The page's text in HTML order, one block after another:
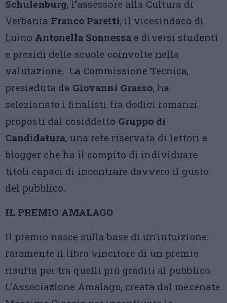
Schulenburg, l’assessore alla Cultura di
Verbania Franco Paretti, il vicesindaco di
Luino Antonella Sonnessa e diversi studenti
e presidi delle scuole coinvolte nella
valutazione. La Commissione Tecnica,
presieduta da Giovanni Grasso, ha
selezionato i finalisti tra dodici romanzi
proposti dal cosiddetto Gruppo di
Candidatura, una rete riservata di lettori e
blogger che ha il compito di individuare
titoli capaci di incontrare davvero il gusto
del pubblico.
IL PREMIO AMALAGO
Il premio nasce sulla base di un’intuizione:
raramente il libro vincitore di un premio
risulta poi tra quelli più graditi al pubblico.
L’Associazione Amalago, creata dal mecenate